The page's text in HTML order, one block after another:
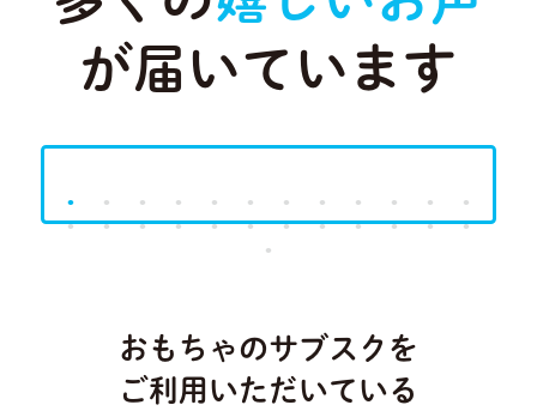
が届いています
おもちゃのサブスクを
ご利用いただいている